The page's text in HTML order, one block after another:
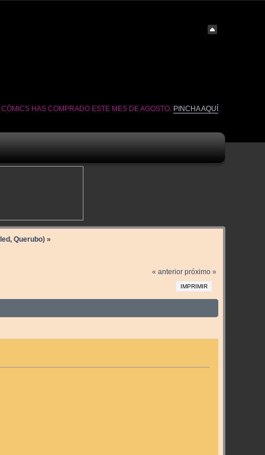
HAS COMPRADO ESTE MES DE AGOSTO. PINCHA AQUÍ
, Querubo) »
« anterior próximo »
IMPRIMIR